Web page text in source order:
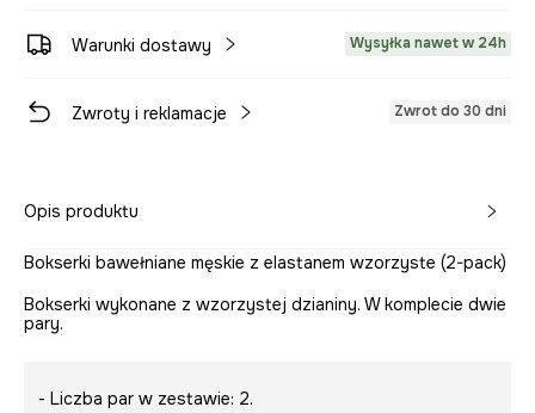
Warunki dostawy Wysyłka nawet w 24h
Zwroty i reklamacje Zwrot do 30 dni
Opis produktu
Bokserki bawełniane męskie z elastanem wzorzyste (2-pack)
Bokserki wykonane z wzorzystej dzianiny. W komplecie dwie
pary.
- Liczba par w zestawie: 2.